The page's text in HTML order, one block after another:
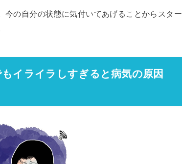
の自分の状態に気付いてあげることからスター
イライラしすぎると病気の原因